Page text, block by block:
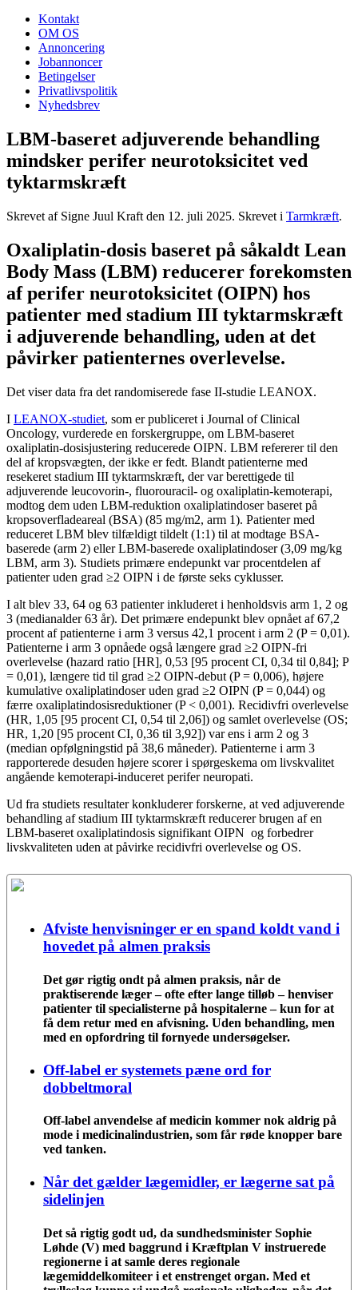
Kontakt
OM OS
Annoncering
Jobannoncer
Betingelser
Privatlivspolitik
Nyhedsbrev
LBM-baseret adjuverende behandling
mindsker perifer neurotoksicitet ved
tyktarmskræft
Skrevet af Signe Juul Kraft den 12. juli 2025. Skrevet i Tarmkræft.
Oxaliplatin-dosis baseret på såkaldt Lean
Body Mass (LBM) reducerer ​forekomsten
af perifer neurotoksicitet (OIPN) hos
patienter med stadium III tyktarmskræft
i adjuverende behandling, uden at det
påvirker patienternes overlevelse.
Det viser data fra det randomiserede fase II-studie LEANOX.
I LEANOX-studiet, som er publiceret i Journal of Clinical
Oncology, vurderede en forskergruppe, om LBM-baseret
oxaliplatin-dosisjustering reducerede OIPN. LBM refererer til den
del af kropsvægten, der ikke er fedt. Blandt patienterne med
resekeret stadium III tyktarmskræft, der var berettigede til
adjuverende leucovorin-, fluorouracil- og oxaliplatin-kemoterapi,
modtog dem uden LBM-reduktion oxaliplatindoser baseret på
kropsoverfladeareal (BSA) (85 mg/m2, arm 1). Patienter med
reduceret LBM blev tilfældigt tildelt (1:1) til at modtage BSA-
baserede (arm 2) eller LBM-baserede oxaliplatindoser (3,09 mg/kg
LBM, arm 3). Studiets primære endepunkt var procentdelen af ​​
patienter uden grad ≥2 OIPN i de første seks cyklusser.
I alt blev 33, 64 og 63 patienter inkluderet i henholdsvis arm 1, 2 og
3 (medianalder 63 år). Det primære endepunkt blev opnået af 67,2
procent af patienterne i arm 3 versus 42,1 procent i arm 2 (P = 0,01).
Patienterne i arm 3 opnåede også længere grad ≥2 OIPN-fri
overlevelse (hazard ratio [HR], 0,53 [95 procent CI, 0,34 til 0,84]; P
= 0,01), længere tid til grad ≥2 OIPN-debut (P = 0,006), højere
kumulative oxaliplatindoser uden grad ≥2 OIPN (P = 0,044) og
færre oxaliplatindosisreduktioner (P < 0,001). Recidivfri overlevelse
(HR, 1,05 [95 procent CI, 0,54 til 2,06]) og samlet overlevelse (OS;
HR, 1,20 [95 procent CI, 0,36 til 3,92]) var ens i arm 2 og 3
(median opfølgningstid på 38,6 måneder). Patienterne i arm 3
rapporterede desuden højere scorer i spørgeskema om livskvalitet
angående kemoterapi-induceret perifer neuropati.
Ud fra studiets resultater konkluderer forskerne, at ved adjuverende
behandling af stadium III tyktarmskræft reducerer brugen af ​​en
LBM-baseret oxaliplatindosis signifikant OIPN og forbedrer
livskvaliteten uden at påvirke recidivfri overlevelse og OS.
Afviste henvisninger er en spand koldt vand i
hovedet på almen praksis
Det gør rigtig ondt på almen praksis, når de
praktiserende læger – ofte efter lange tilløb – henviser
patienter til specialisterne på hospitalerne – kun for at
få dem retur med en afvisning. Uden behandling, men
med en opfordring til fornyede undersøgelser.
Off-label er systemets pæne ord for
dobbeltmoral
Off-label anvendelse af medicin kommer nok aldrig på
mode i medicinalindustrien, som får røde knopper bare
ved tanken.
Når det gælder lægemidler, er lægerne sat på
sidelinjen
Det så rigtig godt ud, da sundhedsminister Sophie
Løhde (V) med baggrund i Kræftplan V instruerede
regionerne i at samle deres regionale
lægemiddelkomiteer i et enstrenget organ. Med et